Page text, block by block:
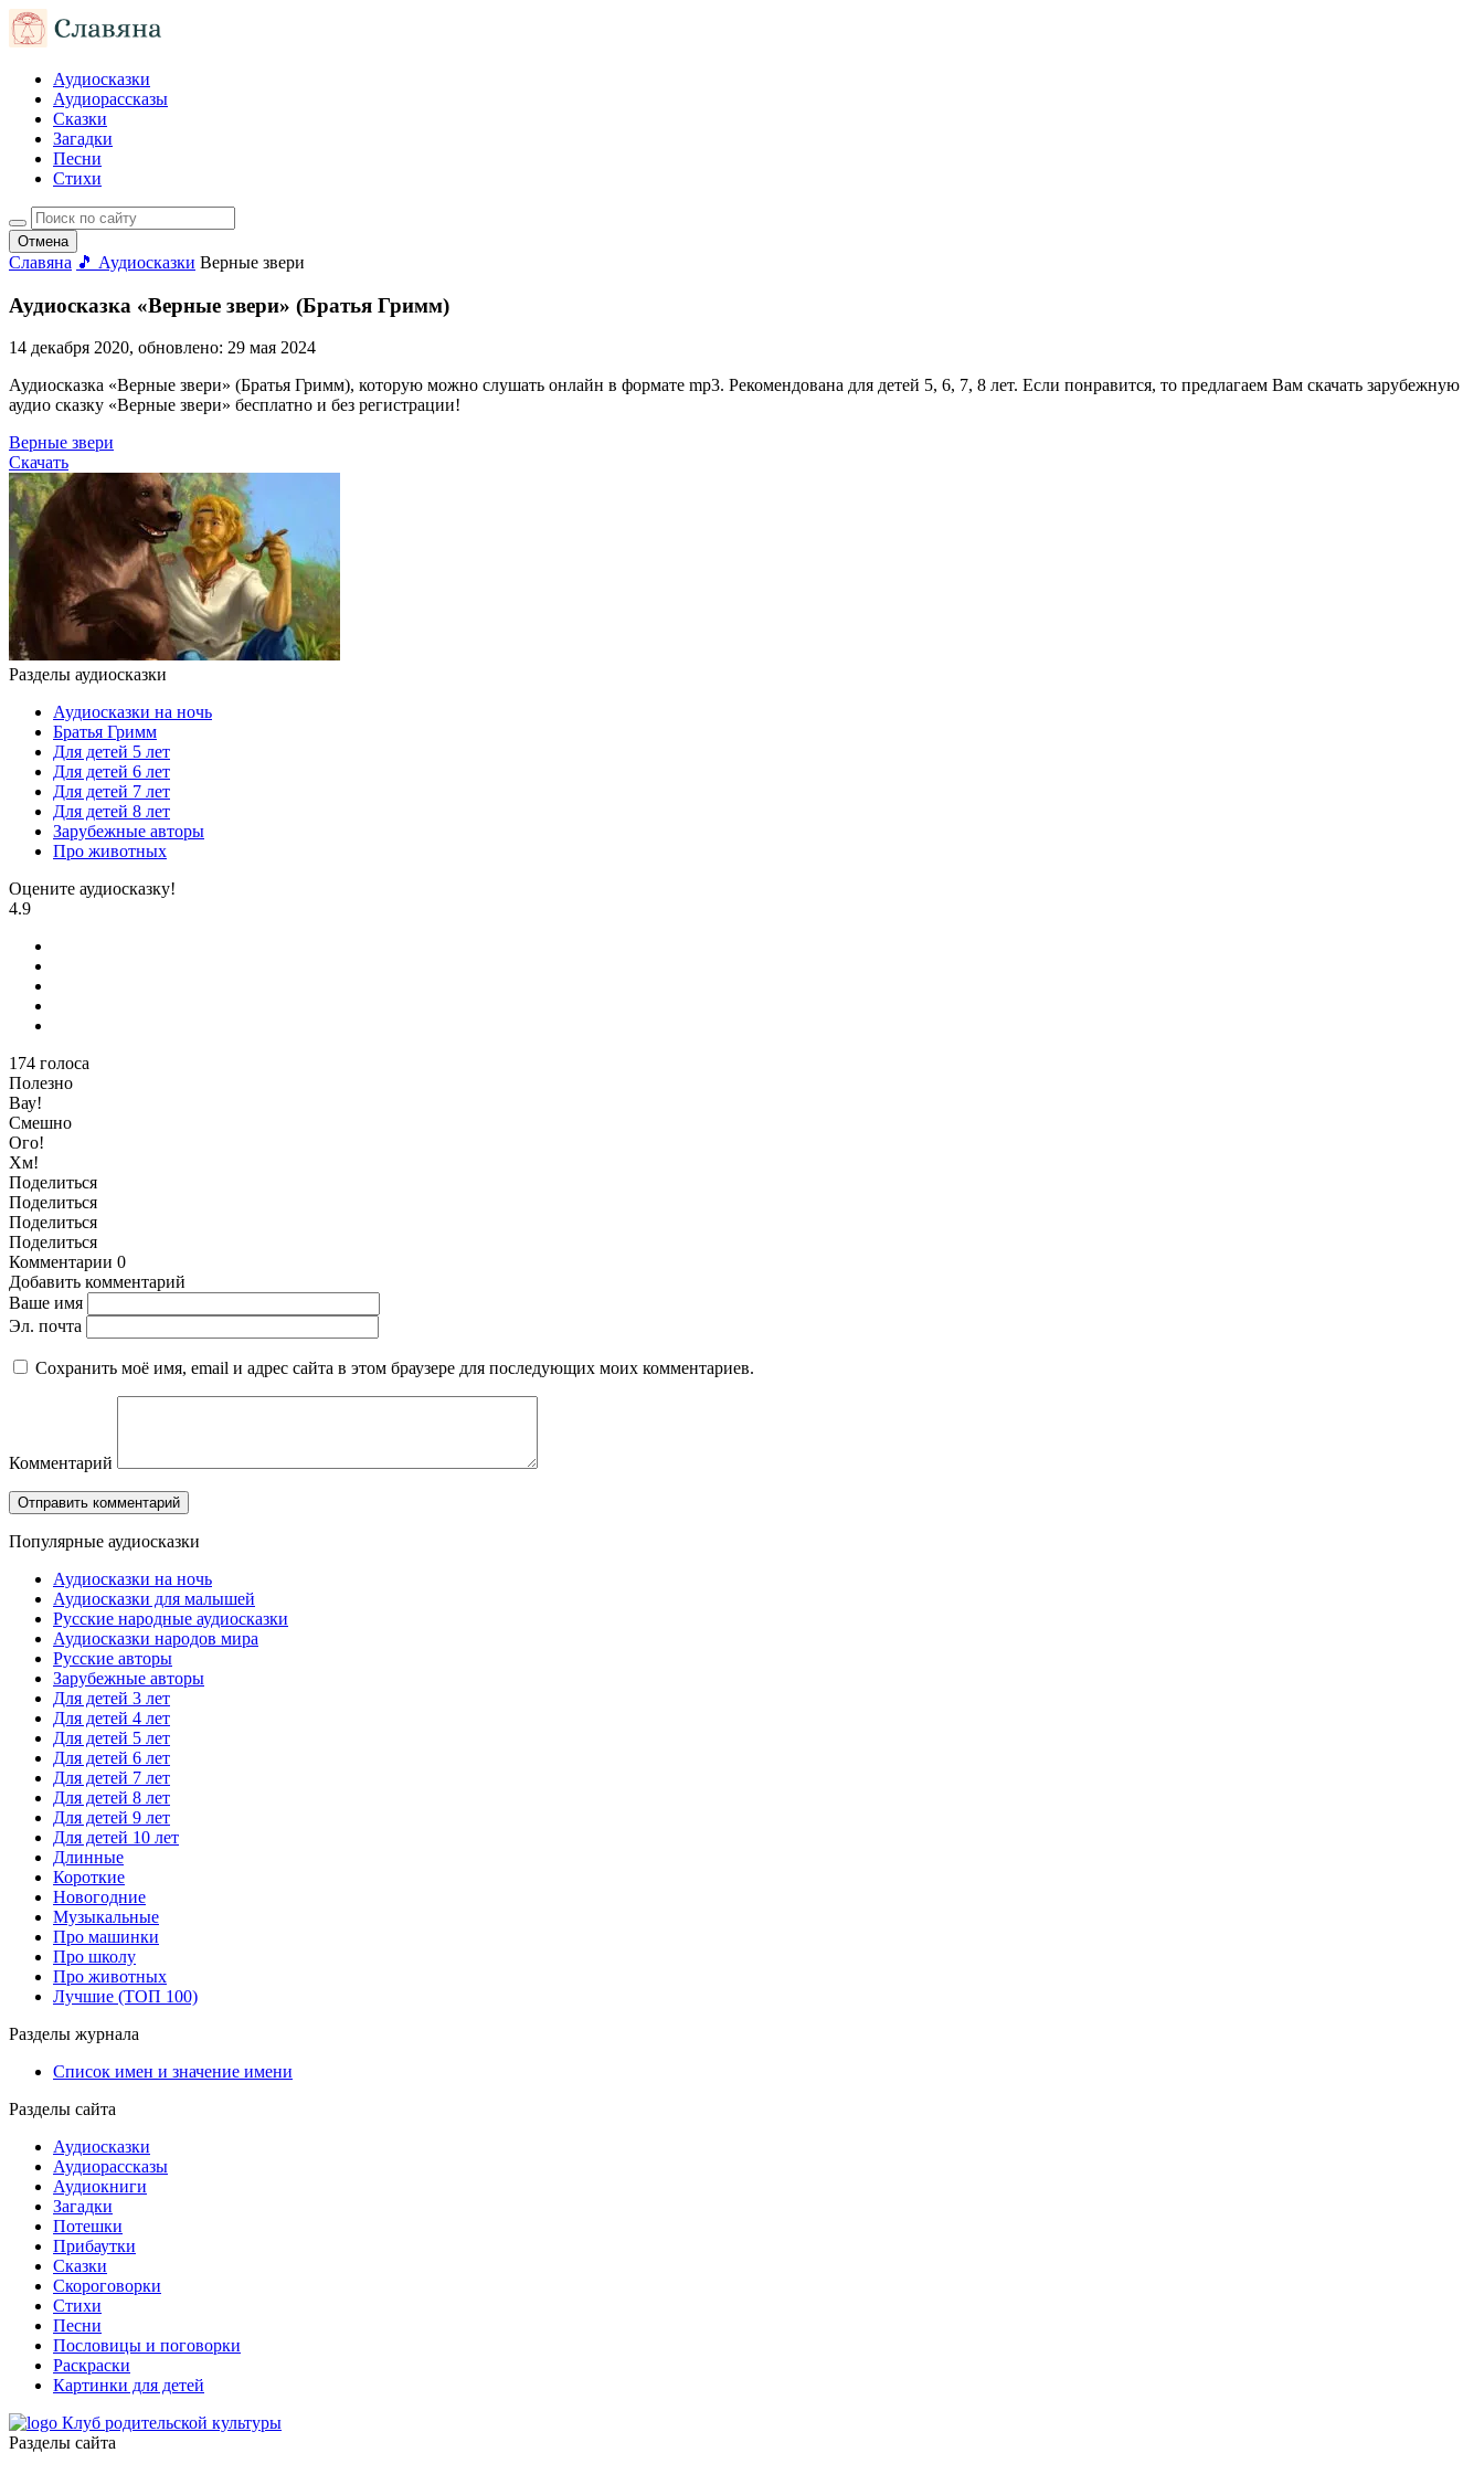
Аудиосказки
Аудиорассказы
Сказки
Загадки
Песни
Стихи
Отмена
Славяна 🎵 Аудиосказки Верные звери
Аудиосказка «Верные звери» (Братья Гримм)
14 декабря 2020, обновлено: 29 мая 2024
Аудиосказка «Верные звери» (Братья Гримм), которую можно слушать онлайн в формате mp3. Рекомендована для детей 5, 6, 7, 8 лет. Если понравится, то предлагаем Вам скачать зарубежную
аудио сказку «Верные звери» бесплатно и без регистрации!
Верные звери
Скачать
Разделы аудиосказки
Аудиосказки на ночь
Братья Гримм
Для детей 5 лет
Для детей 6 лет
Для детей 7 лет
Для детей 8 лет
Зарубежные авторы
Про животных
Оцените аудиосказку!
4.9
174 голоса
Полезно
Вау!
Смешно
Ого!
Хм!
Поделиться
Поделиться
Поделиться
Поделиться
Комментарии 0
Добавить комментарий
Ваше имя
Эл. почта
Сохранить моё имя, email и адрес сайта в этом браузере для последующих моих комментариев.
Комментарий
Популярные аудиосказки
Аудиосказки на ночь
Аудиосказки для малышей
Русские народные аудиосказки
Аудиосказки народов мира
Русские авторы
Зарубежные авторы
Для детей 3 лет
Для детей 4 лет
Для детей 5 лет
Для детей 6 лет
Для детей 7 лет
Для детей 8 лет
Для детей 9 лет
Для детей 10 лет
Длинные
Короткие
Новогодние
Музыкальные
Про машинки
Про школу
Про животных
Лучшие (ТОП 100)
Разделы журнала
Список имен и значение имени
Разделы сайта
Аудиосказки
Аудиорассказы
Аудиокниги
Загадки
Потешки
Прибаутки
Сказки
Скороговорки
Стихи
Песни
Пословицы и поговорки
Раскраски
Картинки для детей
Клуб родительской культуры
Разделы сайта